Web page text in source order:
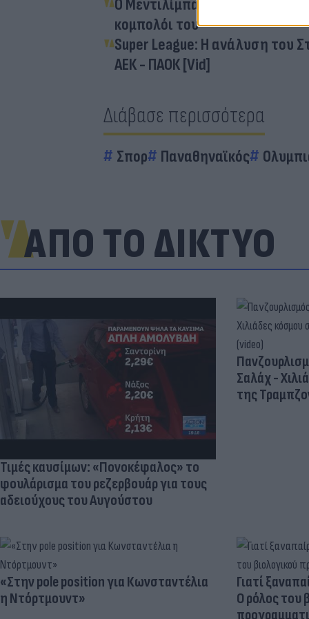
Ο Μεντιλίμπαρ πέρασε τον
κομπολόι του
Super League: Η ανάλυση του
ΑΕΚ - ΠΑΟΚ [Vid]
Διάβασε περισσότερα
Σπορ Παναθηναϊκός
ΑΠΟ ΤΟ ΔΙΚΤΥΟ
Τιμές καυσίμων: «Πονοκέφαλος» το
φουλάρισμα του ρεζερβουάρ για τους
αδειούχους του Αυγούστου
Σαλάχ -
της
«Στην pole position για Κωνσταντέλια
η Ντόρτμουντ»
Γιατί
Ο ρόλος του